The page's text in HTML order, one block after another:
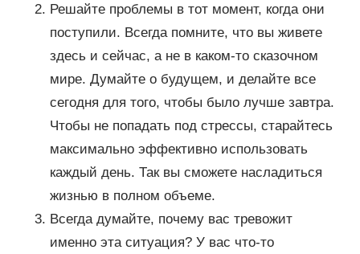
Решайте проблемы в тот момент, когда они
поступили. Всегда помните, что вы живете
здесь и сейчас, а не в каком-то сказочном
мире. Думайте о будущем, и делайте все
сегодня для того, чтобы было лучше завтра.
Чтобы не попадать под стрессы, старайтесь
максимально эффективно использовать
каждый день. Так вы сможете насладиться
жизнью в полном объеме.
Всегда думайте, почему вас тревожит
именно эта ситуация? У вас что-то